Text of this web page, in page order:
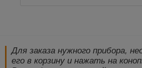
Для заказа нужного прибора,
его в корзину и нажать на